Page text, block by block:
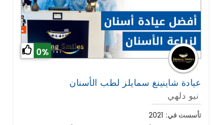
0%
عيادة شاينينغ سمايلز لطب الأسنان
نيو دلهي
تأسست في: 2021